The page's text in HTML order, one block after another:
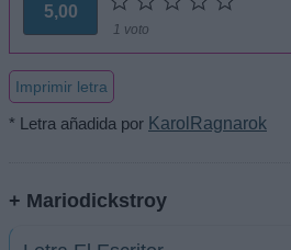
5,00
1 voto
Imprimir letra
* Letra añadida por KarolRagnarok
+ Mariodickstroy